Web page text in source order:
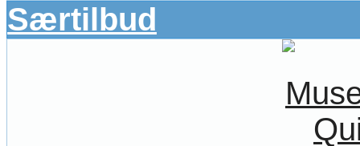
Særtilbud